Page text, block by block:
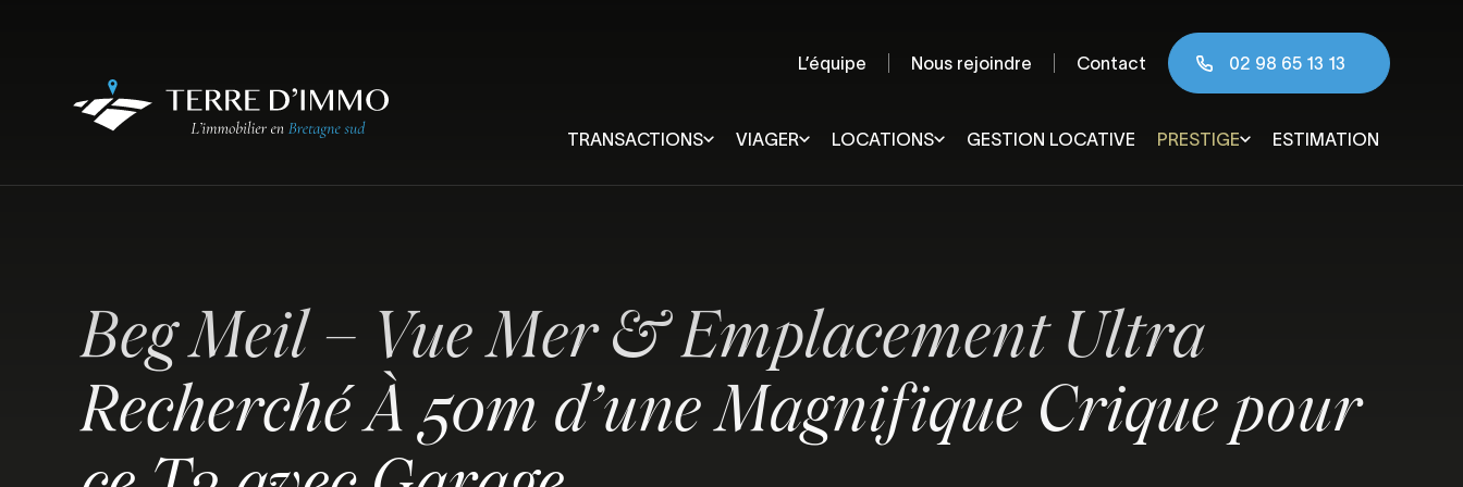
L’équipe Nous rejoindre Contact 02 98 65 13 13
TRANSACTIONS
Pays Fouesnantais
Pays Bigouden
Concarneau et sa région
Châteaulin et sa région
Quimperlé et sa région
Quiberon
Ploërmel
VIAGER LOCATIONS GESTION LOCATIVE PRESTIGE ESTIMATION
Beg Meil – Vue Mer & Emplacement Ultra
Recherché À 50m d’une Magnifique Crique pour